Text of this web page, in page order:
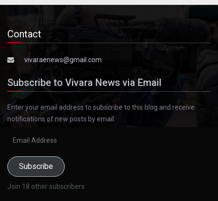
Contact
vivaraenews@gmail.com
Subscribe to Vivara News via Email
Enter your email address to subscribe to this blog and receive
notifications of new posts by email.
Subscribe
Join 18 other subscribers